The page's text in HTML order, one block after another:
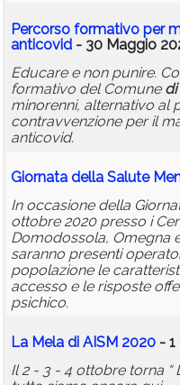
Percorso formativo per
anticovid - 30 Maggio
Educare e non punire.
formativo del Comune di
minorenni, alternativo al
contravvenzione per il
anticovid.
Giornata della Salute
In occasione della
ottobre 2020 presso i
Domodossola, Omegna
saranno presenti
popolazione le
accesso e le risposte
psichico.
La Mela di AISM 2020 -
Il 2 - 3 - 4 ottobre torna “